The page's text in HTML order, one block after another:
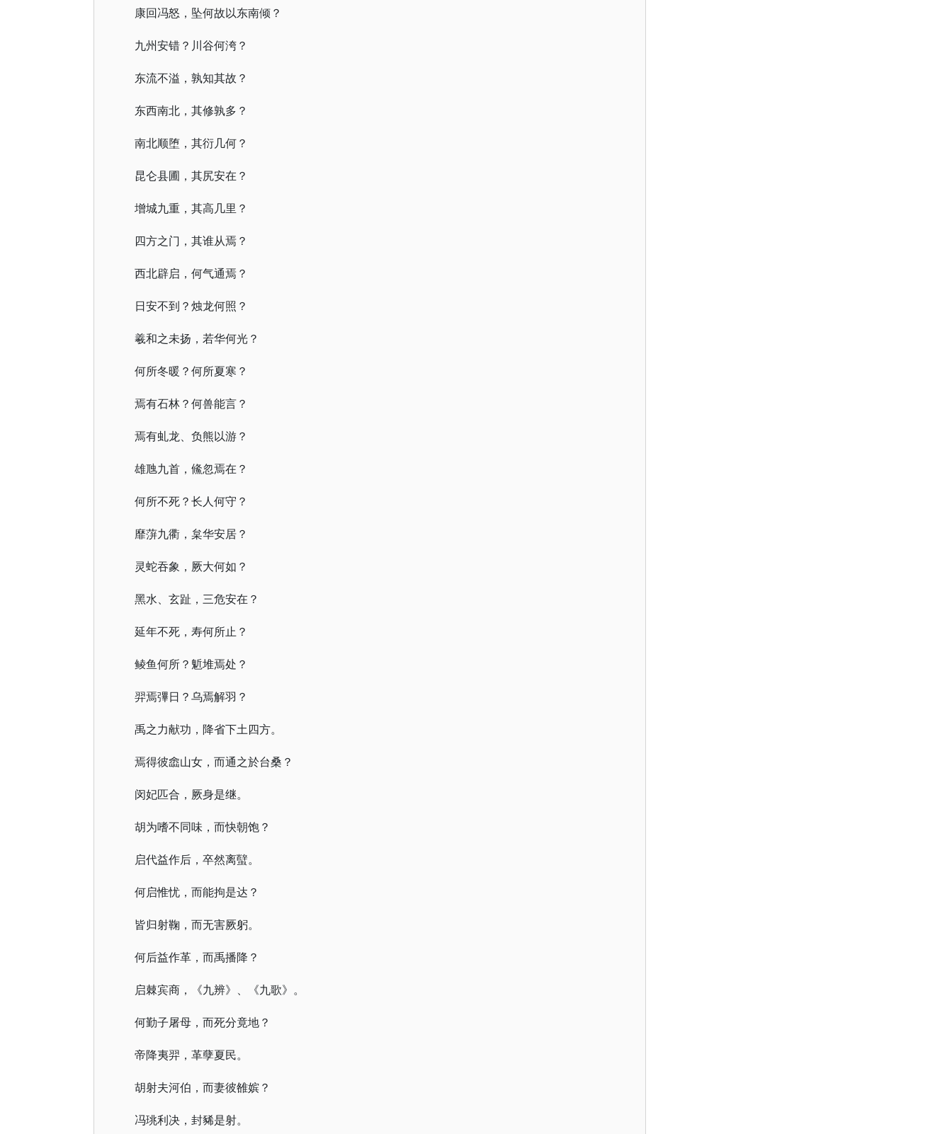
康回冯怒，坠何故以东南倾？
九州安错？川谷何洿？
东流不溢，孰知其故？
东西南北，其修孰多？
南北顺堕，其衍几何？
昆仑县圃，其尻安在？
增城九重，其高几里？
四方之门，其谁从焉？
西北辟启，何气通焉？
日安不到？烛龙何照？
羲和之未扬，若华何光？
何所冬暖？何所夏寒？
焉有石林？何兽能言？
焉有虬龙、负熊以游？
雄虺九首，鯈忽焉在？
何所不死？长人何守？
靡蓱九衢，枲华安居？
灵蛇吞象，厥大何如？
黑水、玄趾，三危安在？
延年不死，寿何所止？
鲮鱼何所？鬿堆焉处？
羿焉彃日？乌焉解羽？
禹之力献功，降省下土四方。
焉得彼嵞山女，而通之於台桑？
闵妃匹合，厥身是继。
胡为嗜不同味，而快朝饱？
启代益作后，卒然离蠥。
何启惟忧，而能拘是达？
皆归射鞠，而无害厥躬。
何后益作革，而禹播降？
启棘宾商，《九辨》、《九歌》。
何勤子屠母，而死分竟地？
帝降夷羿，革孽夏民。
胡射夫河伯，而妻彼雒嫔？
冯珧利决，封豨是射。